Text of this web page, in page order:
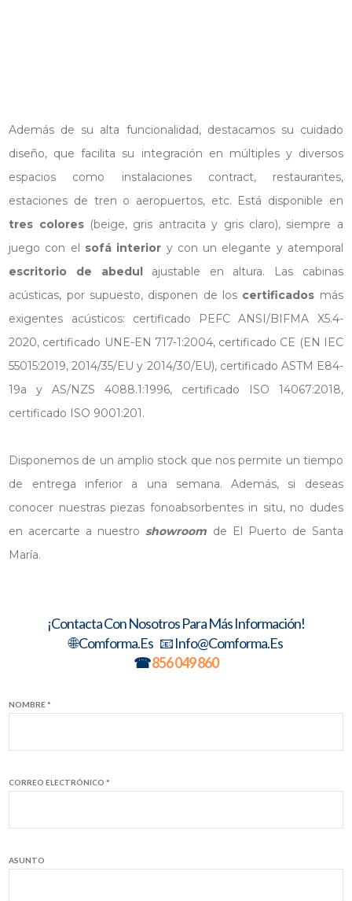
Además de su alta funcionalidad, destacamos su cuidado
diseño, que facilita su integración en múltiples y diversos
espacios como instalaciones contract, restaurantes,
estaciones de tren o aeropuertos, etc. Está disponible en
tres colores(beige, gris antracita y gris claro), siempre a
juego con el sofá interior y con un elegante y atemporal
escritorio de abedul
ajustable en altura. Las cabinas
acústicas, por supuesto, disponen de los certificados más
exigentes acústicos: certificado PEFC ANSI/BIFMA X5.4-
2020, certificado UNE-EN 717-1:2004, certificado CE (EN IEC
55015:2019, 2014/35/EU y 2014/30/EU), certificado ASTM E84-
19a y AS/NZS 4088.1:1996, certificado ISO 14067:2018,
certificado ISO 9001:201.
Disponemos de un amplio stock que nos permite un tiempo
de entrega inferior a una semana. Además, si deseas
conocer nuestras piezas fonoabsorbentes in situ, no dudes
en acercarte a nuestroshowroom de El Puerto de Santa
María.
¡Contacta Con Nosotros Para Más Información!
🌐 Comforma.es 📧 Info@comforma.es
☎856 049 860
NOMBRE *
CORREO ELECTRÓNICO *
ASUNTO